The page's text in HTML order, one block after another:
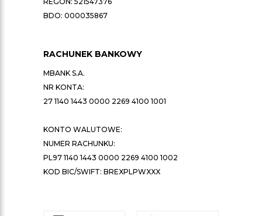
BDO: 000035867
RACHUNEK BANKOWY
MBANK S.A.
NR KONTA:
27 1140 1443 0000 2269 4100 1001
KONTO WALUTOWE:
NUMER RACHUNKU:
PL97 1140 1443 0000 2269 4100 1002
KOD BIC/SWIFT: BREXPLPWXXX